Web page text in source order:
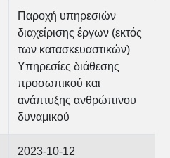
Παροχή υπηρεσιών
διαχείρισης έργων (εκτός
των κατασκευαστικών)
Υπηρεσίες διάθεσης
προσωπικού και
ανάπτυξης ανθρώπινου
δυναμικού
2023-10-12